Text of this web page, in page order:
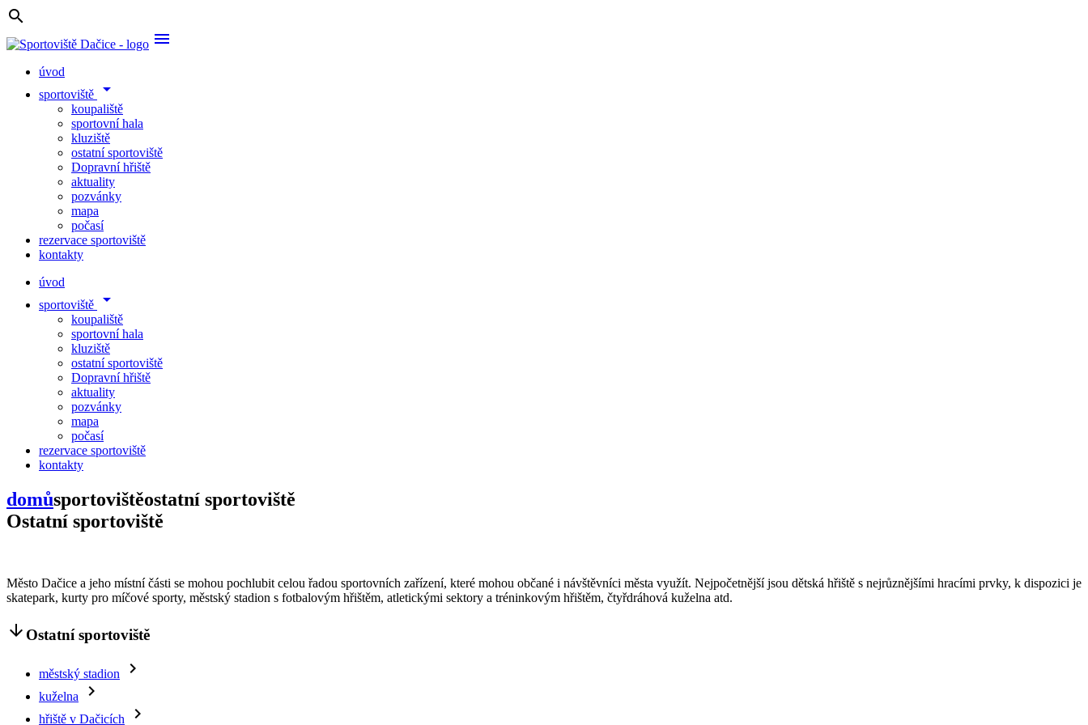
search
menu
úvod
sportoviště
arrow_drop_down
koupaliště
sportovní hala
kluziště
ostatní sportoviště
Dopravní hřiště
aktuality
pozvánky
mapa
počasí
rezervace sportoviště
kontakty
úvod
sportoviště
arrow_drop_down
koupaliště
sportovní hala
kluziště
ostatní sportoviště
Dopravní hřiště
aktuality
pozvánky
mapa
počasí
rezervace sportoviště
kontakty
domůsportovištěostatní sportoviště
Ostatní sportoviště
Město Dačice a jeho místní části se mohou pochlubit celou řadou sportovních zařízení, které mohou občané i návštěvníci města využít. Nejpočetnější jsou dětská hřiště s nejrůznějšími hracími prvky, k dispozici je
skatepark, kurty pro míčové sporty, městský stadion s fotbalovým hřištěm, atletickými sektory a tréninkovým hřištěm, čtyřdráhová kuželna atd.
arrow_downward Ostatní sportoviště
městský stadion navigate_next
kuželna navigate_next
hřiště v Dačicích navigate_next